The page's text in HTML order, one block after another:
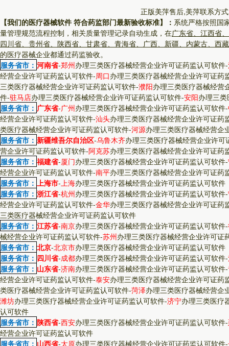
正版美萍售后,美萍联系方
【我们的医疗器械软件 符合药监部门最新验收标准】： 系统严格按照国
量管理规范流程控制，相关质量管理记录自动生成，在广东省、江西省
四川省、贵州省、陕西省、甘肃省、青海省、广西、新疆、内蒙古、西
的医疗器械企业都通过药监验收。
服务省市： 河南省-郑州办理三类医疗器械经营企业许可证药监认可软件-
经营企业许可证药监认可软件-周口办理三类医疗器械经营企业许可证药
三类医疗器械经营企业许可证药监认可软件-濮阳办理三类医疗器械经营
件-驻马店办理三类医疗器械经营企业许可证药监认可软件-安阳办理三
服务省市： 广东省-广州办理三类医疗器械经营企业许可证药监认可软件-
经营企业许可证药监认可软件-汕头办理三类医疗器械经营企业许可证药
类医疗器械经营企业许可证药监认可软件-河源办理三类医疗器械经营企
服务省市： 新疆维吾尔自治区-乌鲁木齐办理三类医疗器械经营企业许可
营企业许可证药监认可软件-阿克苏办理三类医疗器械经营企业许可证药
服务省市： 福建省-厦门办理三类医疗器械经营企业许可证药监认可软件-
经营企业许可证药监认可软件-南平办理三类医疗器械经营企业许可证药
服务省市： 上海市-上海办理三类医疗器械经营企业许可证药监认可软件
服务省市： 浙江省-杭州办理三类医疗器械经营企业许可证药监认可软件-
经营企业许可证药监认可软件-金华办理三类医疗器械经营企业许可证药
三类医疗器械经营企业许可证药监认可软件
服务省市： 江苏省-南京办理三类医疗器械经营企业许可证药监认可软件-
械经营企业许可证药监认可软件-苏州办理三类医疗器械经营企业许可证
服务省市： 北京-北京市办理三类医疗器械经营企业许可证药监认可软件
服务省市： 四川省-成都办理三类医疗器械经营企业许可证药监认可软件-
服务省市： 山东省-济南办理三类医疗器械经营企业许可证药监认可软件-
经营企业许可证药监认可软件-泰安办理三类医疗器械经营企业许可证药
类医疗器械经营企业许可证药监认可软件-菏泽办理三类医疗器械经营企
潍坊办理三类医疗器械经营企业许可证药监认可软件-济宁办理三类医疗
认可软件
服务省市： 陕西省-西安办理三类医疗器械经营企业许可证药监认可软件-
经营企业许可证药监认可软件
服务省市： 山西省-太原办理三类医疗器械经营企业许可证药监认可软件-